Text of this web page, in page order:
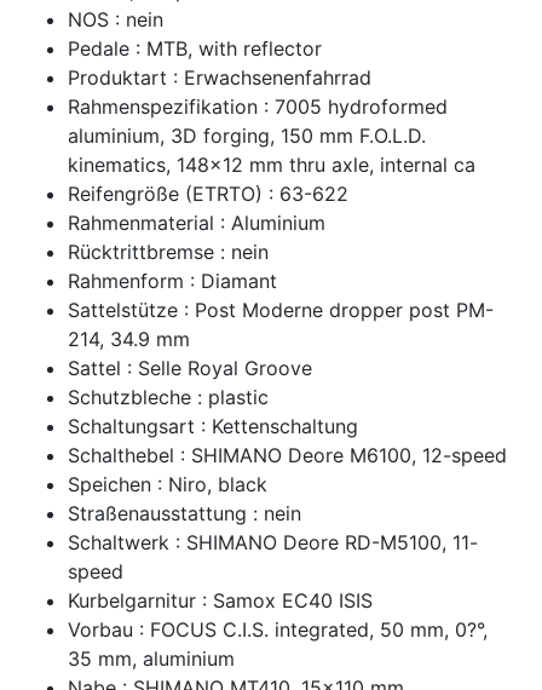
NOS : nein
Pedale : MTB, with reflector
Produktart : Erwachsenenfahrrad
Rahmenspezifikation : 7005 hydroformed
aluminium, 3D forging, 150 mm F.O.L.D.
kinematics, 148x12 mm thru axle, internal ca
Reifengröße (ETRTO) : 63-622
Rahmenmaterial : Aluminium
Rücktrittbremse : nein
Rahmenform : Diamant
Sattelstütze : Post Moderne dropper post PM-
214, 34.9 mm
Sattel : Selle Royal Groove
Schutzbleche : plastic
Schaltungsart : Kettenschaltung
Schalthebel : SHIMANO Deore M6100, 12-speed
Speichen : Niro, black
Straßenausstattung : nein
Schaltwerk : SHIMANO Deore RD-M5100, 11-
speed
Kurbelgarnitur : Samox EC40 ISIS
Vorbau : FOCUS C.I.S. integrated, 50 mm, 0?°,
35 mm, aluminium